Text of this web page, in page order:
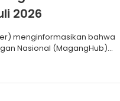
2026
menginformasikan bahwa
Nasional (MagangHub)